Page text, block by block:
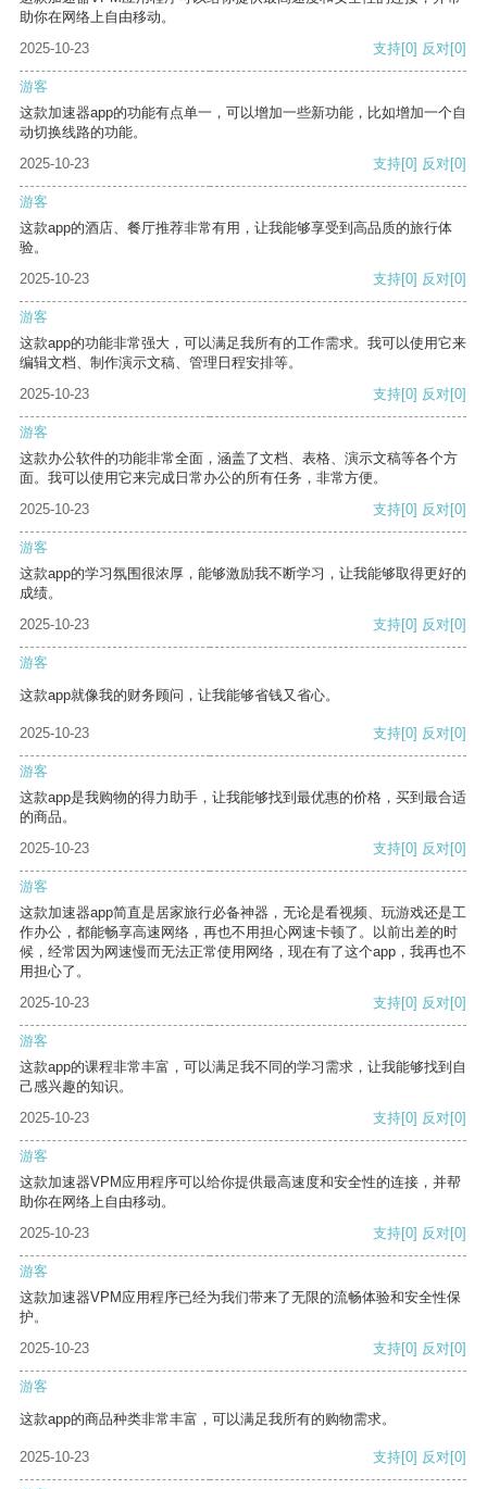
助你在网络上自由移动。
2025-10-23
支持[0] 反对[0]
游客
这款加速器app的功能有点单一，可以增加一些新功能，比如增加一个自
动切换线路的功能。
2025-10-23
支持[0] 反对[0]
游客
这款app的酒店、餐厅推荐非常有用，让我能够享受到高品质的旅行体
验。
2025-10-23
支持[0] 反对[0]
游客
这款app的功能非常强大，可以满足我所有的工作需求。我可以使用它来
编辑文档、制作演示文稿、管理日程安排等。
2025-10-23
支持[0] 反对[0]
游客
这款办公软件的功能非常全面，涵盖了文档、表格、演示文稿等各个方
面。我可以使用它来完成日常办公的所有任务，非常方便。
2025-10-23
支持[0] 反对[0]
游客
这款app的学习氛围很浓厚，能够激励我不断学习，让我能够取得更好的
成绩。
2025-10-23
支持[0] 反对[0]
游客
这款app就像我的财务顾问，让我能够省钱又省心。
2025-10-23 支持[0] 反对[0]
游客
这款app是我购物的得力助手，让我能够找到最优惠的价格，买到最合适
的商品。
2025-10-23
支持[0] 反对[0]
游客
这款加速器app简直是居家旅行必备神器，无论是看视频、玩游戏还是工
作办公，都能畅享高速网络，再也不用担心网速卡顿了。以前出差的时
候，经常因为网速慢而无法正常使用网络，现在有了这个app，我再也不
用担心了。
2025-10-23
支持[0] 反对[0]
游客
这款app的课程非常丰富，可以满足我不同的学习需求，让我能够找到自
己感兴趣的知识。
2025-10-23
支持[0] 反对[0]
游客
这款加速器VPM应用程序可以给你提供最高速度和安全性的连接，并帮
助你在网络上自由移动。
2025-10-23
支持[0] 反对[0]
游客
这款加速器VPM应用程序已经为我们带来了无限的流畅体验和安全性保
护。
2025-10-23
支持[0] 反对[0]
游客
这款app的商品种类非常丰富，可以满足我所有的购物需求。
2025-10-23 支持[0] 反对[0]